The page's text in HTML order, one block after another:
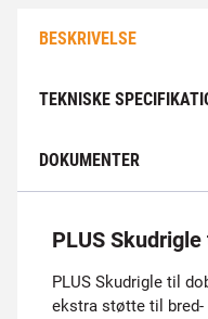
BESKRIVELSE
TEKNISKE
DOKUMENTER
PLUS
PLUS Skudrigle til
ekstra støtte til bred-